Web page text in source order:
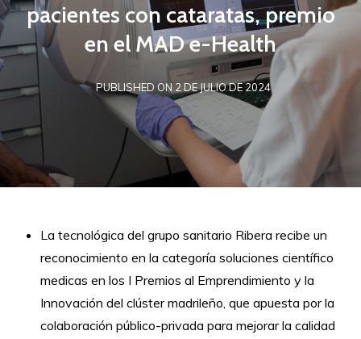
pacientes con cataratas, premio
en el MAD e-Health
PUBLISHED ON 2 DE JULIO DE 2024
La tecnológica del grupo sanitario Ribera recibe un
reconocimiento en la categoría soluciones científico
medicas en los I Premios al Emprendimiento y la
Innovación del clúster madrileño, que apuesta por la
colaboración público-privada para mejorar la calidad